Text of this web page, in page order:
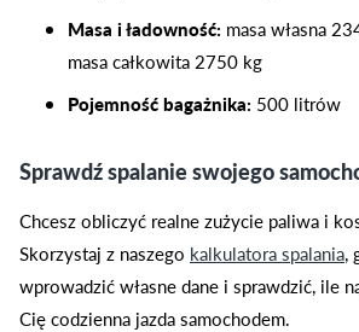
Masa i ładowność: masa własna
masa całkowita 2750 kg
Pojemność bagażnika: 500 litrów
Sprawdź spalanie swojego
Chcesz obliczyć realne zużycie paliwa i
Skorzystaj z naszego kalkulatora spalania,
wprowadzić własne dane i sprawdzić, ile
Cię codzienna jazda samochodem.